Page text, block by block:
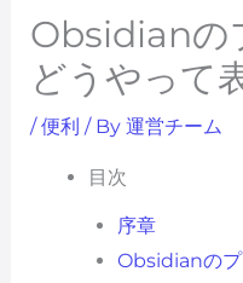
Obsidianの
どうやって
/便利 / By 運営チーム
目次
序章
Obsidianのプ